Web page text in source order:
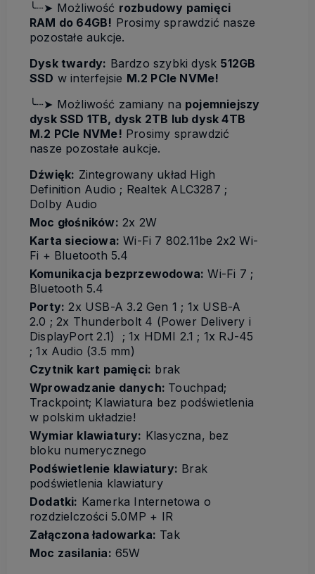
╰┈➤ Możliwość rozbudowy pamięci
RAM do 64GB! Prosimy sprawdzić nasze
pozostałe aukcje.
Dysk twardy: Bardzo szybki dysk 512GB
SSD w interfejsie M.2 PCIe NVMe!
╰┈➤ Możliwość zamiany na pojemniejszy
dysk SSD 1TB, dysk 2TB lub dysk 4TB
M.2 PCIe NVMe! Prosimy sprawdzić
nasze pozostałe aukcje.
Dźwięk: Zintegrowany układ High
Definition Audio ; Realtek ALC3287 ;
Dolby Audio
Moc głośników: 2x 2W
Karta sieciowa: Wi-Fi 7 802.11be 2x2 Wi-
Fi + Bluetooth 5.4
Komunikacja bezprzewodowa: Wi-Fi 7 ;
Bluetooth 5.4
Porty: 2x USB-A 3.2 Gen 1 ; 1x USB-A
2.0 ; 2x Thunderbolt 4 (Power Delivery i
DisplayPort 2.1) ; 1x HDMI 2.1 ; 1x RJ-45
; 1x Audio (3.5 mm)
Czytnik kart pamięci: brak
Wprowadzanie danych: Touchpad;
Trackpoint; Klawiatura bez podświetlenia
w polskim układzie!
Wymiar klawiatury: Klasyczna, bez
bloku numerycznego
Podświetlenie klawiatury: Brak
podświetlenia klawiatury
Dodatki: Kamerka Internetowa o
rozdzielczości 5.0MP + IR
Załączona ładowarka: Tak
Moc zasilania: 65W